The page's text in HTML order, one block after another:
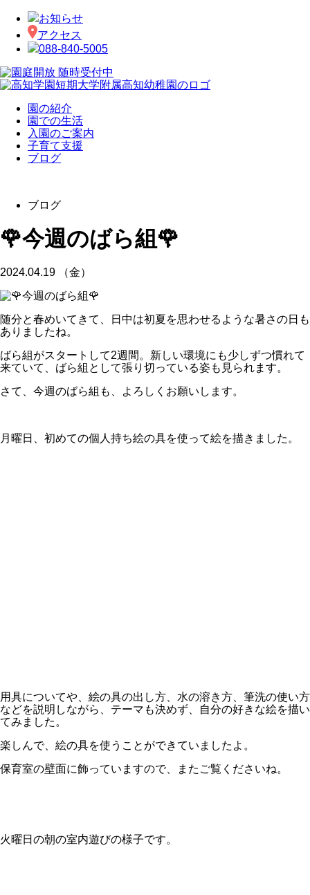
お知らせ
アクセス
088-840-5005
園の紹介
園での生活
入園のご案内
子育て支援
ブログ
ブログ
🌹今週のばら組🌹
2024.04.19 （金）
随分と春めいてきて、日中は初夏を思わせるような暑さの日も
ありましたね。
ばら組がスタートして2週間。新しい環境にも少しずつ慣れて
来ていて、ばら組として張り切っている姿も見られます。
さて、今週のばら組も、よろしくお願いします。
月曜日、初めての個人持ち絵の具を使って絵を描きました。
用具についてや、絵の具の出し方、水の溶き方、筆洗の使い方
などを説明しながら、テーマも決めず、自分の好きな絵を描い
てみました。
楽しんで、絵の具を使うことができていましたよ。
保育室の壁面に飾っていますので、またご覧くださいね。
火曜日の朝の室内遊びの様子です。